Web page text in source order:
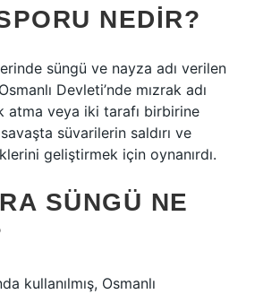
NEDIR?
süngü ve nayza adı verilen
Devleti’nde mızrak adı
atma veya iki tarafı birbirine
süvarilerin saldırı ve
geliştirmek için oynanırdı.
SÜNGÜ NE
kullanılmış, Osmanlı